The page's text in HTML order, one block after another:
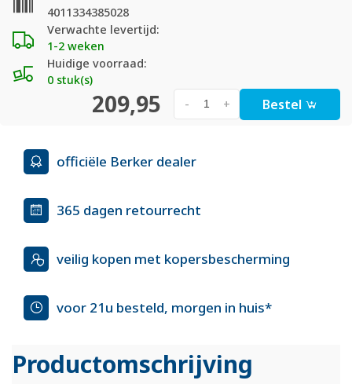
Verwachte levertijd:
1-2 weken
Huidige voorraad:
0 stuk(s)
4011334385028
209,95 +
- Bestel
officiële Berker dealer
365 dagen retourrecht
veilig kopen met kopersbescherming
voor 21u besteld, morgen in huis*
Productomschrijving